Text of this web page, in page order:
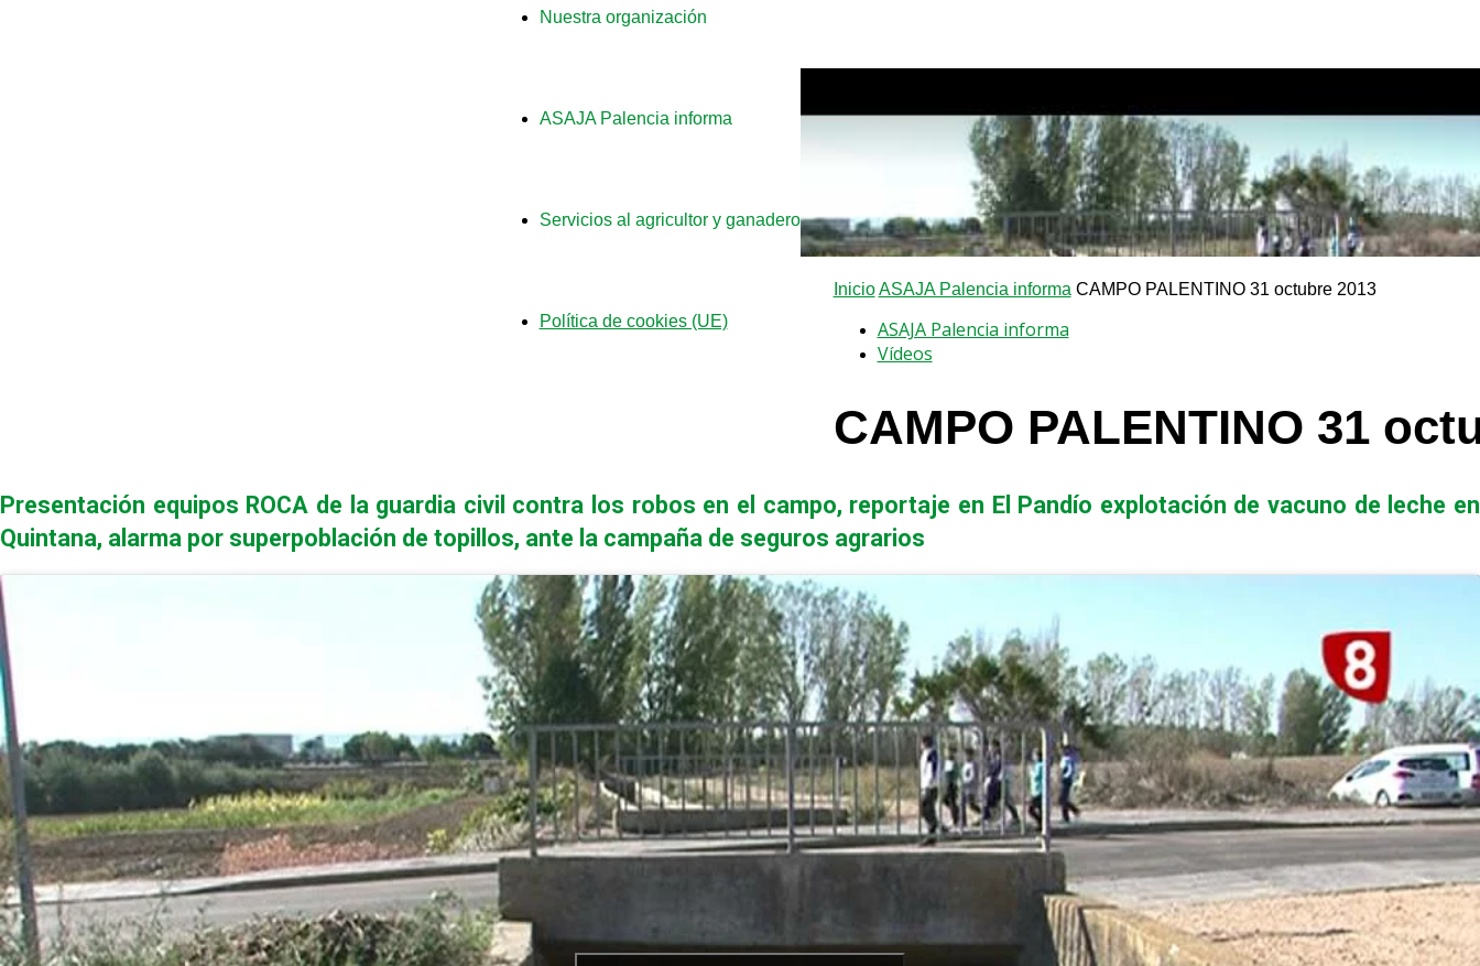
Nuestra organización
ASAJA Palencia informa
Servicios al agricultor y ganadero
Política de cookies (UE)
Inicio ASAJA Palencia informa CAMPO PALENTINO 31 octubre 2013
ASAJA Palencia informa
Vídeos
CAMPO PALENTINO 31
Presentación equipos ROCA de la guardia civil contra los robos en el campo, reportaje en El Pandío explotación de vacuno de leche en
Quintana, alarma por superpoblación de topillos, ante la campaña de seguros agrarios